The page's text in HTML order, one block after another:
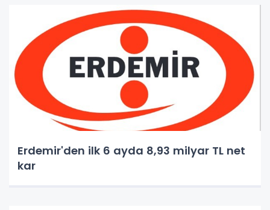
Erdemir'den ilk 6 ayda 8,93 milyar TL net
kar